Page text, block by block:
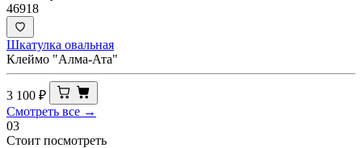
46918
Шкатулка овальная
Клеймо "Алма-Ата"
3 100 ₽
Смотреть все →
03
Стоит посмотреть